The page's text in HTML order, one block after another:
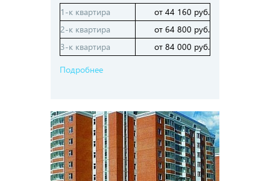
1-к квартира
от 44 160 руб.
2-к квартира
от 64 800 руб.
3-к квартира
от 84 000 руб.
Подробнее